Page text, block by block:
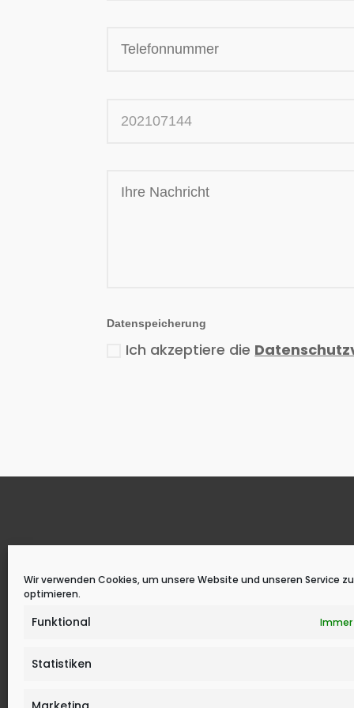
Wir verwenden Cookies, um unsere Website und unseren Service zu
optimieren.
Funktional
Statistiken
Datenspeicherung
Ich akzeptiere die
unserem Immobilienmakler Team.
u.A. in